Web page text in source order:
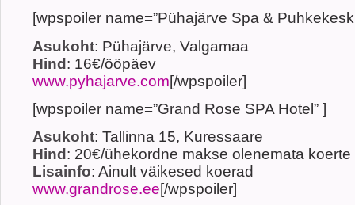
[wpspoiler name=”Pühajärve Spa &
Asukoht: Pühajärve, Valgamaa
Hind: 16€/ööpäev
www.pyhajarve.com[/wpspoiler]
[wpspoiler name=”Grand Rose SPA Hotel” ]
Asukoht: Tallinna 15, Kuressaare
Hind : 20€/ühekordne makse olenemata koerte
Lisainfo: Ainult väikesed koerad
www.grandrose.ee[/wpspoiler]